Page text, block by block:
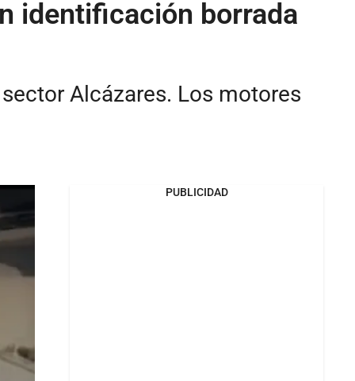
identificación borrada
Alcázares. Los motores
PUBLICIDAD